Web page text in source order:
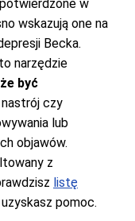
w
wskazują one na
Becka.
narzędzie
być
czy
lub
objawów.
z
listę
pomoc.